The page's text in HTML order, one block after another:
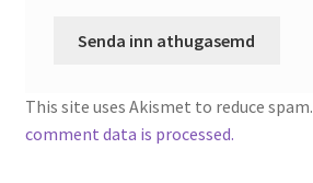
This site uses Akismet to reduce spam.
comment data is processed.